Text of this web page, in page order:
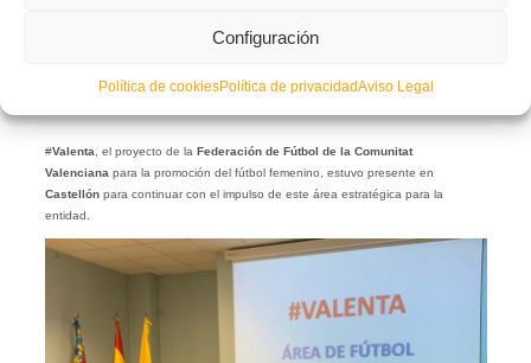
Configuración
Política de cookiesPolítica de privacidadAviso Legal
#Valenta, el proyecto de la Federación de Fútbol de la Comunitat
Valencianapara la promoción del fútbol femenino, estuvo presente en
Castellón para continuar con el impulso de este área estratégica para la
entidad.